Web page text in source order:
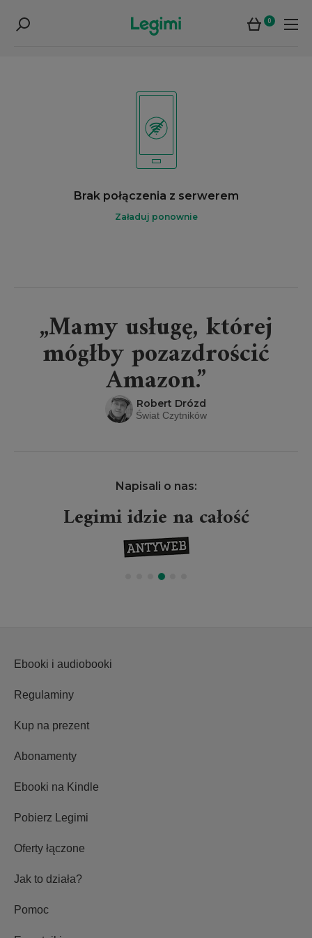
0
Brak połączenia z serwerem
Załaduj ponownie
„Mamy usługę, której
mógłby pozazdrościć
Amazon.”
Robert Drózd
Świat Czytników
Napisali o nas:
Legimi idzie na całość
Ebooki i audiobooki
Regulaminy
Kup na prezent
Abonamenty
Ebooki na Kindle
Pobierz Legimi
Oferty łączone
Jak to działa?
Pomoc